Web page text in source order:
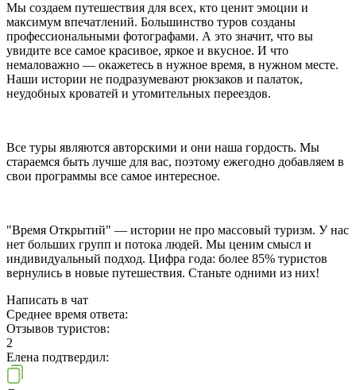
Мы создаем путешествия для всех, кто ценит эмоции и
максимум впечатлений. Большинство туров созданы
профессиональными фотографами. А это значит, что вы
увидите все самое красивое, яркое и вкусное. И что
немаловажно — окажетесь в нужное время, в нужном месте.
Наши истории не подразумевают рюкзаков и палаток,
неудобных кроватей и утомительных переездов.
Все туры являются авторскими и они наша гордость. Мы
стараемся быть лучше для вас, поэтому ежегодно добавляем в
свои программы все самое интересное.
"Время Открытий" — истории не про массовый туризм. У нас
нет больших групп и потока людей. Мы ценим смысл и
индивидуальный подход. Цифра года: более 85% туристов
вернулись в новые путешествия. Станьте одними из них!
Написать в чат
Среднее время ответа:
Отзывов туристов:
2
Елена подтвердил: